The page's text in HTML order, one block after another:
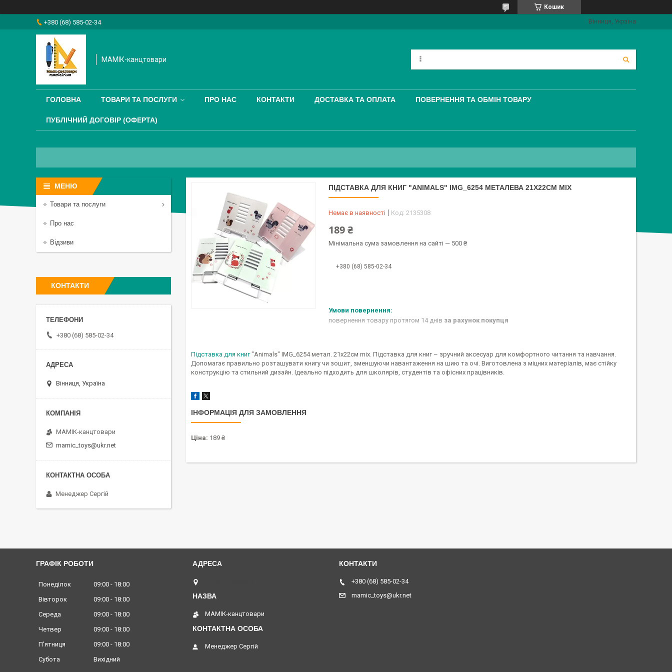
Кошик
+380 (68) 585-02-34 Вінниця, Україна
МАМІК-канцтовари
ГОЛОВНА ТОВАРИ ТА ПОСЛУГИ ПРО НАС КОНТАКТИ ДОСТАВКА ТА ОПЛАТА ПОВЕРНЕННЯ ТА ОБМІН ТОВАРУ
ПУБЛІЧНИЙ ДОГОВІР (ОФЕРТА)
ПІДСТАВКА ДЛЯ КНИГ "ANIMALS" IMG_6254 МЕТАЛЕВА 21Х22СМ MIX
Немає в наявності Код: 2135308
189 ₴
Мінімальна сума замовлення на сайті — 500 ₴
+380 (68) 585-02-34
повернення товару протягом 14 днів за рахунок покупця
Підставка для книг"Animals" IMG_6254 метал. 21х22см mix. Підставка для книг – зручний аксесуар для комфортного читання та навчання.
Допомагає правильно розташувати книгу чи зошит, зменшуючи навантаження на шию та очі. Виготовлена з міцних матеріалів, має стійку
конструкцію та стильний дизайн. Ідеально підходить для школярів, студентів та офісних працівників.
ІНФОРМАЦІЯ ДЛЯ ЗАМОВЛЕННЯ
Ціна: 189 ₴
Товари та послуги
Про нас
Відзиви
КОНТАКТИ
+380 (68) 585-02-34
Вінниця, Україна
МАМІК-канцтовари
mamic_toys@ukr.net
Менеджер Сергій
ГРАФІК РОБОТИ
Понеділок 09:00
18:00
Вівторок
09:00
18:00
Середа
09:00
18:00
Четвер
09:00
18:00
Пʼятниця
09:00
18:00
Субота
Вихідний
МАМІК-канцтовари
Менеджер Сергій
+380 (68) 585-02-34
mamic_toys@ukr.net